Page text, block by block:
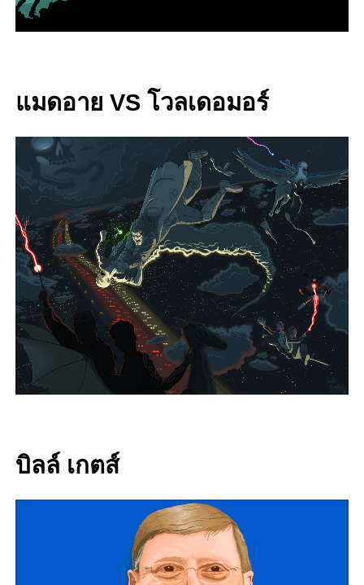
แมดอาย VS โวลเดอมอร์
บิลล์ เกตส์